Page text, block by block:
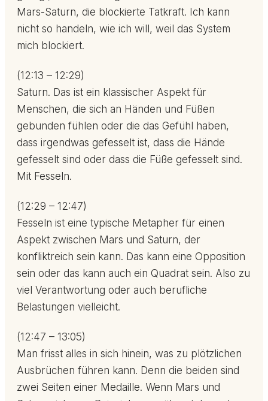
Mars-Saturn, die blockierte Tatkraft. Ich kann
nicht so handeln, wie ich will, weil das System
mich blockiert.
(12:13 – 12:29)
Saturn. Das ist ein klassischer Aspekt für
Menschen, die sich an Händen und Füßen
gebunden fühlen oder die das Gefühl haben,
dass irgendwas gefesselt ist, dass die Hände
gefesselt sind oder dass die Füße gefesselt sind.
Mit Fesseln.
(12:29 – 12:47)
Fesseln ist eine typische Metapher für einen
Aspekt zwischen Mars und Saturn, der
konfliktreich sein kann. Das kann eine Opposition
sein oder das kann auch ein Quadrat sein. Also zu
viel Verantwortung oder auch berufliche
Belastungen vielleicht.
(12:47 – 13:05)
Man frisst alles in sich hinein, was zu plötzlichen
Ausbrüchen führen kann. Denn die beiden sind
zwei Seiten einer Medaille. Wenn Mars und